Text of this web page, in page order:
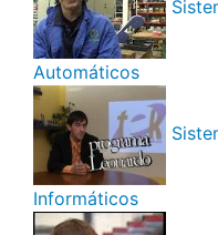
Automáticos
Informáticos